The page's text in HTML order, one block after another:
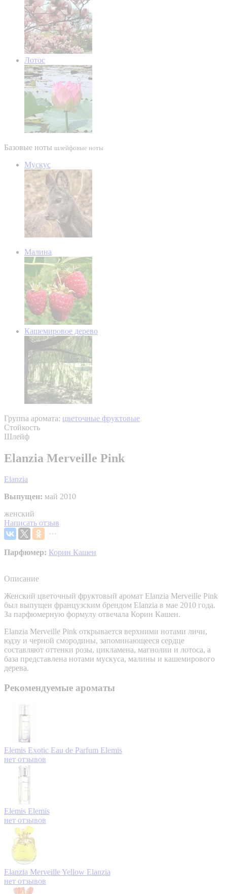
Лотос
Базовые ноты шлейфовые ноты
Мускус
Малина
Кашемировое дерево
Группа аромата: цветочные фруктовые
Стойкость
Шлейф
Elanzia Merveille Pink
Elanzia
Выпущен: май 2010
женский
Написать отзыв
Парфюмер: Корин Кашен
Описание
Женский цветочный фруктовый аромат Elanzia Merveille Pink
был выпущен французским брендом Elanzia в мае 2010 года.
За парфюмерную формулу отвечала Корин Кашен.
Elanzia Merveille Pink открывается верхними нотами личи,
юдзу и черной смородины, запоминающееся сердце
составляют оттенки розы, цикламена, магнолии и лотоса, а
база представлена нотами мускуса, малины и кашемирового
дерева.
Рекомендуемые ароматы
Elemis Exotic Eau de Parfum Elemis
нет отзывов
Elemis Elemis
нет отзывов
Elanzia Merveille Yellow Elanzia
нет отзывов